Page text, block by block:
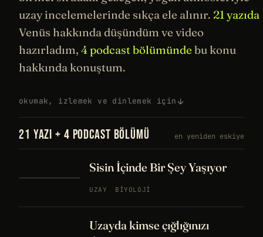
uzayincelemelerinde sıkça ele alınır. 21 yazıda
Venüs hakkında düşündüm ve video
hazırladım, 4 podcast bölümünde bu konu
hakkında konuştum.
okumak, izlemek ve dinlemek için
21 YAZI + 4 PODCAST BÖLÜMÜ en yeniden eskiye
Sisin İçinde Bir Şey Yaşıyor
UZAY BIYOLOJI
Uzayda kimse çığlığınızı